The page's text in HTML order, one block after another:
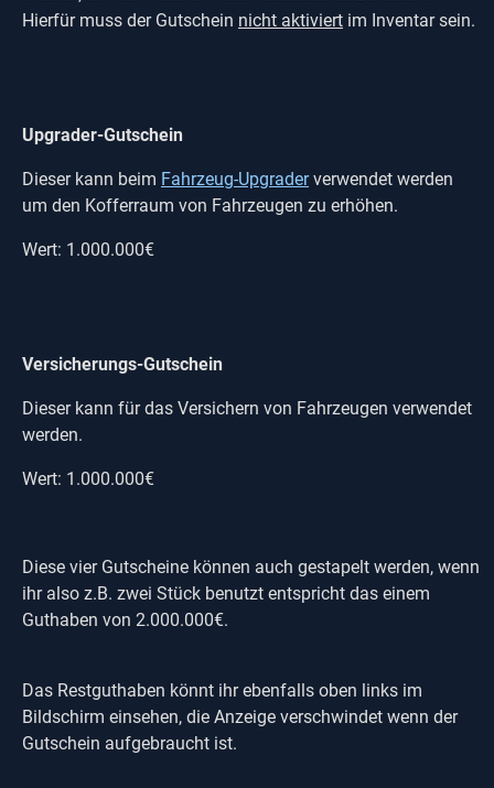
Hierfür muss der Gutschein nicht aktiviert im Inventar sein.
Upgrader-Gutschein
Dieser kann beim Fahrzeug-Upgraderverwendet werden
um den Kofferraum von Fahrzeugen zu erhöhen.
Wert: 1.000.000€
Versicherungs-Gutschein
Dieser kann für das Versichern von Fahrzeugen verwendet
werden.
Wert: 1.000.000€
Diese vier Gutscheine können auch gestapelt werden, wenn
ihr also z.B. zwei Stück benutzt entspricht das einem
Guthaben von 2.000.000€.
Das Restguthaben könnt ihr ebenfalls oben links im
Bildschirm einsehen, die Anzeige verschwindet wenn der
Gutschein aufgebraucht ist.